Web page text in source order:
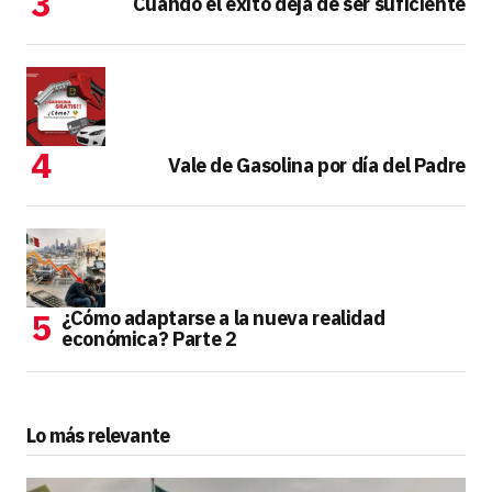
Vale de Gasolina por día del Padre
¿Cómo adaptarse a la nueva realidad
económica? Parte 2
Lo más relevante